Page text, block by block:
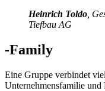
Heinrich Toldo ,
Tiefbau AG
-Family
Eine Gruppe verbindet
Unternehmensfamilie und